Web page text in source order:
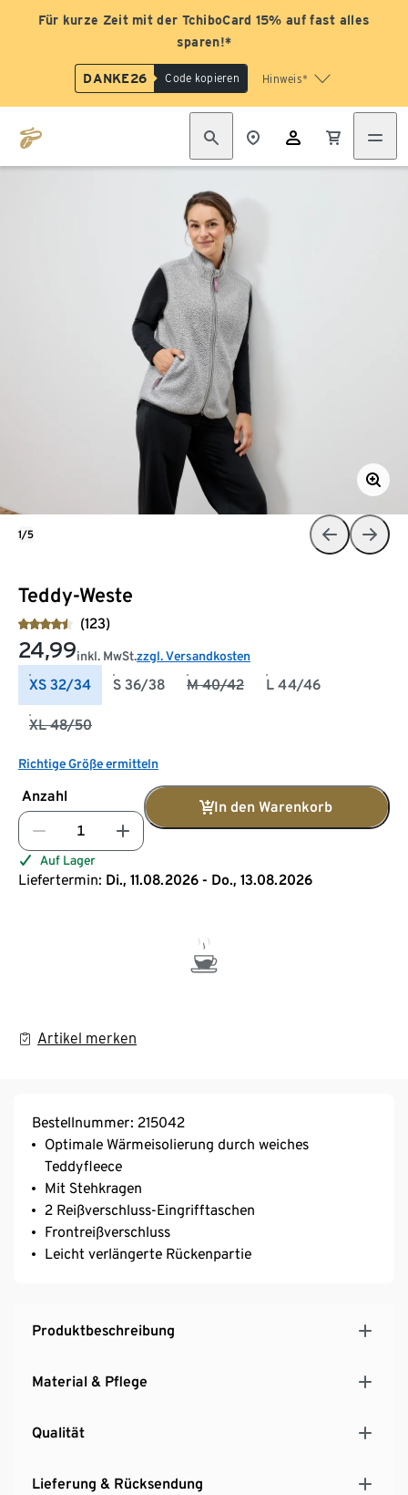
Für kurze Zeit mit der TchiboCard 15% auf fast alles
sparen!*
DANKE26 Code kopieren Hinweis*
Teddy-Weste
(123)
24,99inkl. MwSt.zzgl. Versandkosten
XS 32/34 S 36/38 M 40/42 L 44/46
XL 48/50
Richtige Größe ermitteln
Anzahl
In den Warenkorb
Auf Lager
Liefertermin: Di., 11.08.2026 - Do., 13.08.2026
Artikel merken
1/5
Bestellnummer: 215042
Optimale Wärmeisolierung durch weiches
Teddyfleece
Mit Stehkragen
2 Reißverschluss-Eingrifftaschen
Frontreißverschluss
Leicht verlängerte Rückenpartie
Produktbeschreibung
Material & Pflege
Qualität
Lieferung & Rücksendung